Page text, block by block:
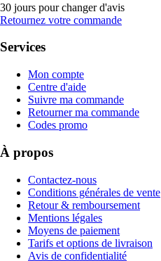
30 jours pour changer d'avis
Retournez votre commande
Services
Mon compte
Centre d'aide
Suivre ma commande
Retourner ma commande
Codes promo
À propos
Contactez-nous
Conditions générales de vente
Retour & remboursement
Mentions légales
Moyens de paiement
Tarifs et options de livraison
Avis de confidentialité